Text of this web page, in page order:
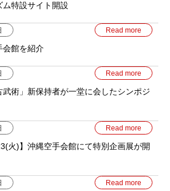
特設サイト開設
Read more
会館を紹介
Read more
武術」新保持者が一堂に会したシンポジ
Read more
火)】沖縄空手会館にて特別企画展が開
Read more